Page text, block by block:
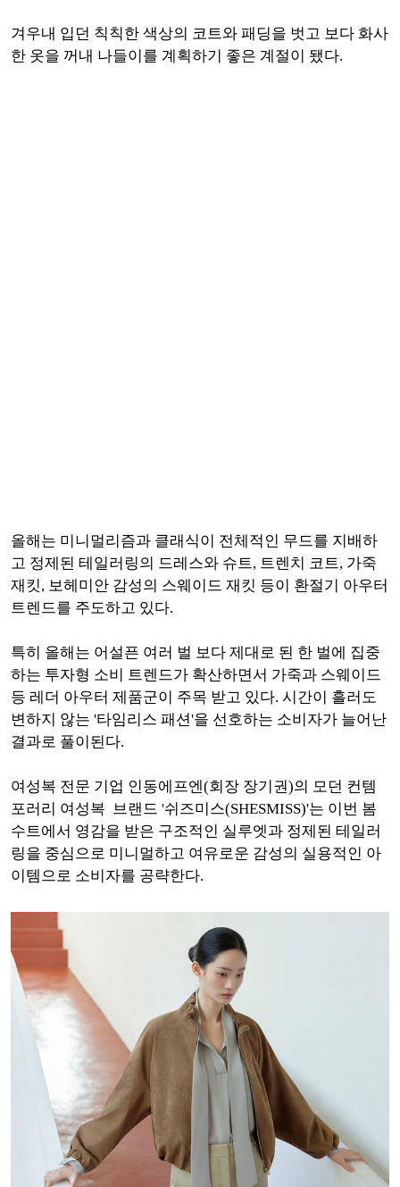
겨우내 입던 칙칙한 색상의 코트와 패딩을 벗고 보다 화사
한 옷을 꺼내 나들이를 계획하기 좋은 계절이 됐다.
올해는 미니멀리즘과 클래식이 전체적인 무드를 지배하
고 정제된 테일러링의 드레스와 슈트, 트렌치 코트, 가죽
재킷, 보헤미안 감성의 스웨이드 재킷 등이 환절기 아우터
트렌드를 주도하고 있다.
특히 올해는 어설픈 여러 벌 보다 제대로 된 한 벌에 집중
하는 투자형 소비 트렌드가 확산하면서 가죽과 스웨이드
등 레더 아우터 제품군이 주목 받고 있다. 시간이 흘러도
변하지 않는 '타임리스 패션'을 선호하는 소비자가 늘어난
결과로 풀이된다.
여성복 전문 기업 인동에프엔(회장 장기권)의 모던 컨템
포러리 여성복 브랜드 '쉬즈미스(SHESMISS)'는 이번 봄
수트에서 영감을 받은 구조적인 실루엣과 정제된 테일러
링을 중심으로 미니멀하고 여유로운 감성의 실용적인 아
이템으로 소비자를 공략한다.